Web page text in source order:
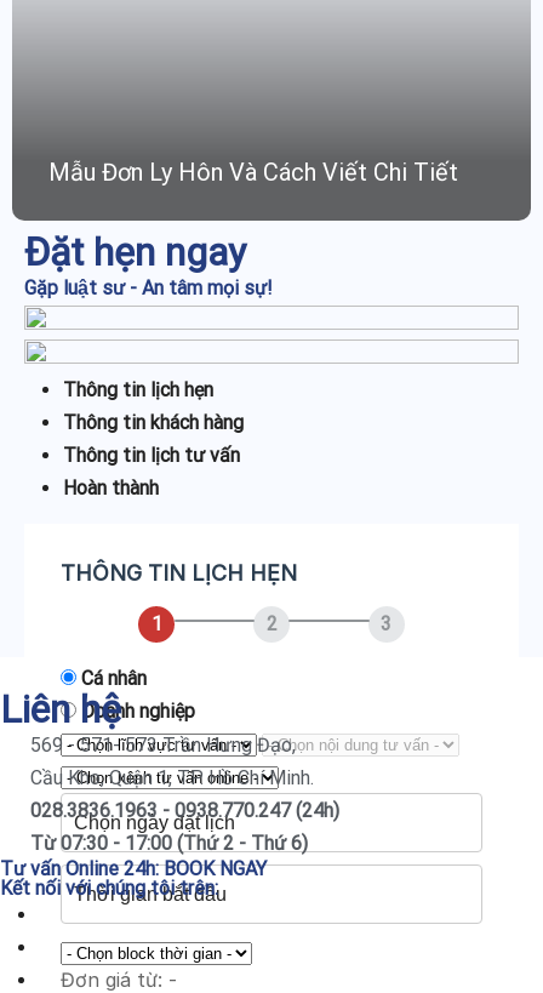
Mẫu Đơn Ly Hôn Và Cách Viết Chi Tiết
Đặt hẹn ngay
Gặp luật sư - An tâm mọi sự!
Thông tin lịch hẹn
Thông tin khách hàng
Thông tin lịch tư vấn
Hoàn thành
THÔNG TIN LỊCH HẸN
1 2 3
Cá nhân
Doanh nghiệp
Đơn giá từ: -
Liên hệ
569 - 571- 573 Trần Hưng Đạo,
Cầu Kho, Quận 1, TP. Hồ Chí Minh.
028.3836.1963 - 0938.770.247 (24h)
Từ 07:30 - 17:00 (Thứ 2 - Thứ 6)
Tư vấn Online 24h:BOOK NGAY
Kết nối với chúng tôi trên: